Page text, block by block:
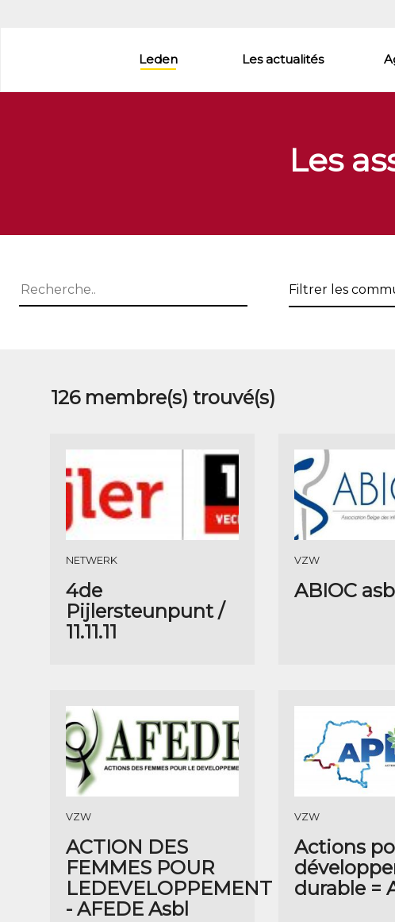
Leden Les actualités
Les
Filtrer
126membre(s) trouvé(s)
NETWERK
4de
Pijlersteunpunt /
11.11.11
VZW
ABIOC asbl
VZW
ACTION DES
FEMMES POUR
LEDEVELOPPEMENT
- AFEDE Asbl
VZW
Actions
durable =